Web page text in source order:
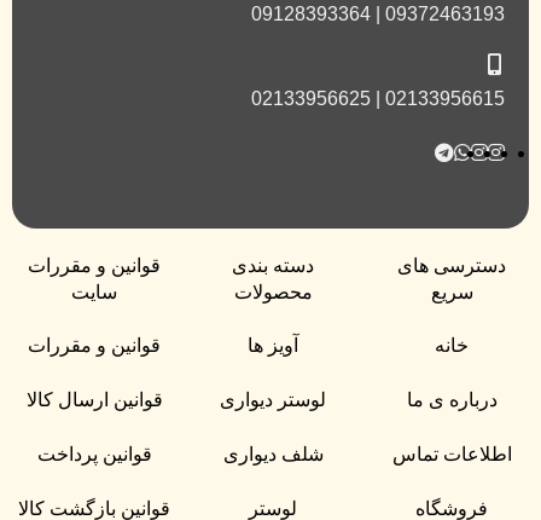
09372463193 | 09128393364
02133956615 | 02133956625
دسترسی های
سریع
خانه
درباره ی ما
اطلاعات تماس
فروشگاه
دسته بندی
محصولات
آویز ها
لوستر دیواری
شلف دیواری
لوستر
قوانین و مقررات
سایت
قوانین و مقررات
قوانین ارسال کالا
قوانین پرداخت
قوانین بازگشت کالا